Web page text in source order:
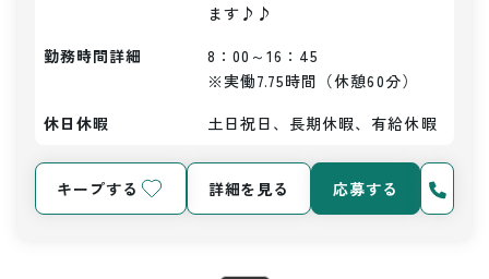
ます♪♪
勤務時間詳細
8：00～16：45
※実働7.75時間（休憩60分）
休日休暇
土日祝日、長期休暇、有給休暇
キープする 詳細を見る 応募する